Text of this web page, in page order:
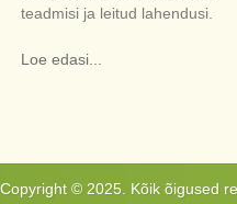
teadmisi ja leitud lahendusi.
Loe edasi...
Copyright © 2025. Kõik õigused